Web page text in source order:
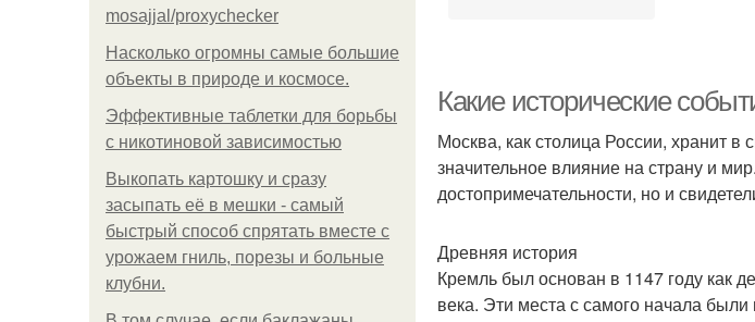
mosajjal/proxychecker
Насколько огромны самые большие
объекты в природе и космосе.
Эффективные таблетки для борьбы
с никотиновой зависимостью
Выкопать картошку и сразу
засыпать её в мешки - самый
быстрый способ спрятать вместе с
урожаем гниль, порезы и больные
клубни.
Какие исторические
Москва, как столица России, хранит в
значительное влияние на страну и
достопримечательности, но и
Древняя история
Кремль был основан в 1147 году как
века. Эти места с самого начала